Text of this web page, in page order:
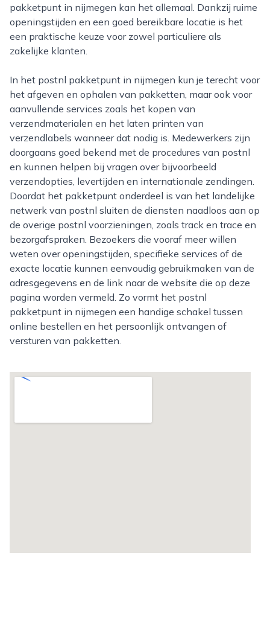
pakketpunt in nijmegen kan het allemaal. Dankzij ruime
openingstijden en een goed bereikbare locatie is het
een praktische keuze voor zowel particuliere als
zakelijke klanten.
In het postnl pakketpunt in nijmegen kun je terecht voor
het afgeven en ophalen van pakketten, maar ook voor
aanvullende services zoals het kopen van
verzendmaterialen en het laten printen van
verzendlabels wanneer dat nodig is. Medewerkers zijn
doorgaans goed bekend met de procedures van postnl
en kunnen helpen bij vragen over bijvoorbeeld
verzendopties, levertijden en internationale zendingen.
Doordat het pakketpunt onderdeel is van het landelijke
netwerk van postnl sluiten de diensten naadloos aan op
de overige postnl voorzieningen, zoals track en trace en
bezorgafspraken. Bezoekers die vooraf meer willen
weten over openingstijden, specifieke services of de
exacte locatie kunnen eenvoudig gebruikmaken van de
adresgegevens en de link naar de website die op deze
pagina worden vermeld. Zo vormt het postnl
pakketpunt in nijmegen een handige schakel tussen
online bestellen en het persoonlijk ontvangen of
versturen van pakketten.